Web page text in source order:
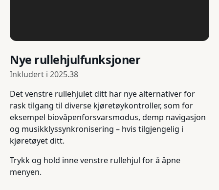
Nye rullehjulfunksjoner
Inkludert i 2025.38
Det venstre rullehjulet ditt har nye alternativer for
rask tilgang til diverse kjøretøykontroller, som for
eksempel biovåpenforsvarsmodus, demp navigasjon
og musikklyssynkronisering – hvis tilgjengelig i
kjøretøyet ditt.
Trykk og hold inne venstre rullehjul for å åpne
menyen.